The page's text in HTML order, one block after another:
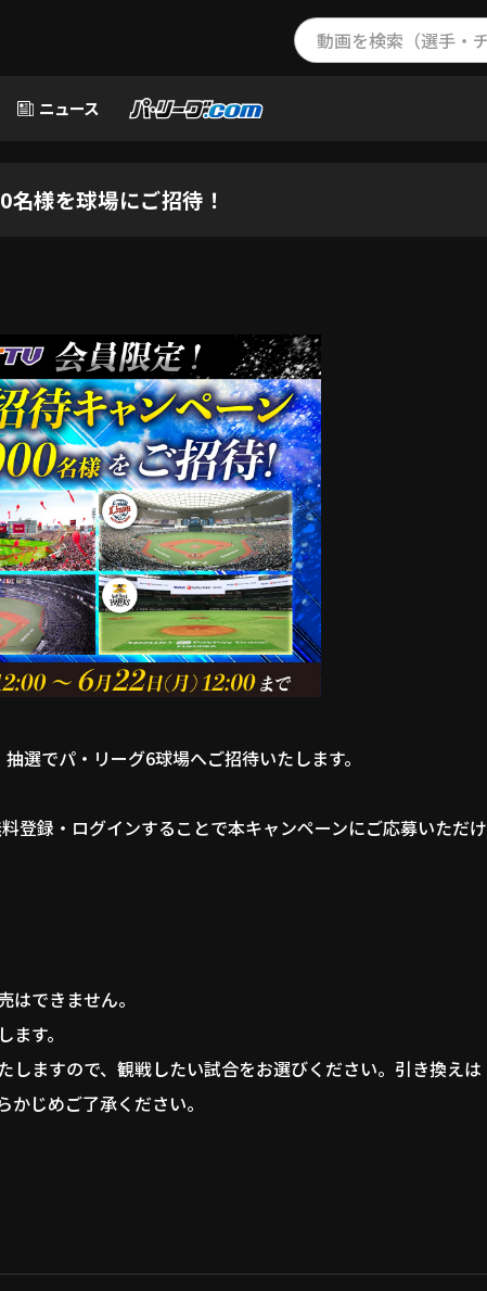
ニュース
様を球場にご招待！
選でパ・リーグ6球場へご招待いたします。
登録・ログインすることで本キャンペーンにご応募いただけ
できません。
す。
しますので、観戦したい試合をお選びください。引き換えは
じめご了承ください。